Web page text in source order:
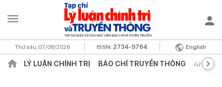
Thứ sáu, 07/08/2026 ISSN: 2734-9764 English
LÝ LUẬN CHÍNH TRỊ BÁO CHÍ TRUYỀN THÔNG KHOA